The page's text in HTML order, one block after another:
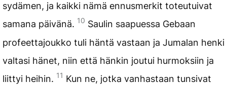
sydämen, ja kaikki nämä ennusmerkit toteutuivat
samana päivänä. 10 Saulin saapuessa Gebaan
profeettajoukko tuli häntä vastaan ja Jumalan henki
valtasi hänet, niin että hänkin joutui hurmoksiin ja
liittyi heihin. 11 Kun ne, jotka vanhastaan tunsivat